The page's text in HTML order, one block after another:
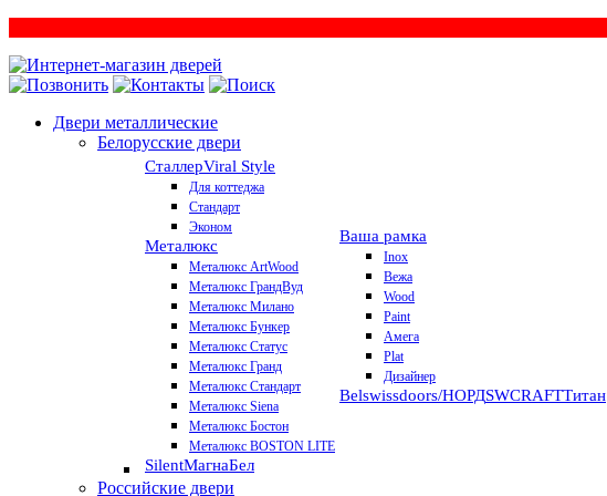
Двери металлические
Белорусские двери
СталлерViral Style
Для коттеджа
Стандарт
Эконом
Металюкс
Металюкс ArtWood
Металюкс ГрандВуд
Металюкс Милано
Металюкс Бункер
Металюкс Статус
Металюкс Гранд
Металюкс Стандарт
Металюкс Siena
Металюкс Бостон
Металюкс BOSTON LITE
SilentМагнаБел
Ваша рамка
Inox
Вежа
Wood
Paint
Амега
Plat
Дизайнер
Belswissdoors/НОРДSWCRAFTТитан
Российские двери